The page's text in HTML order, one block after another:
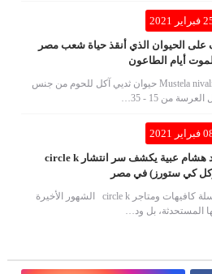
2021
على الحيوان الذي أنقذ حياة شعب مصر
أيام الطاعون
العرسة المصرية أو ابن عرس Mustela nivalis حيوان ثديي آكل للحوم من جنس
2021
محمد هشام عبية يكشف سر انتشار circle k
كي ستورز) في مصر
الانتشار المفاجئ والسريع لسلسلة كافيهات ومتاجر circle k الشهور الأخيرة
المستحدثة، بل ود…